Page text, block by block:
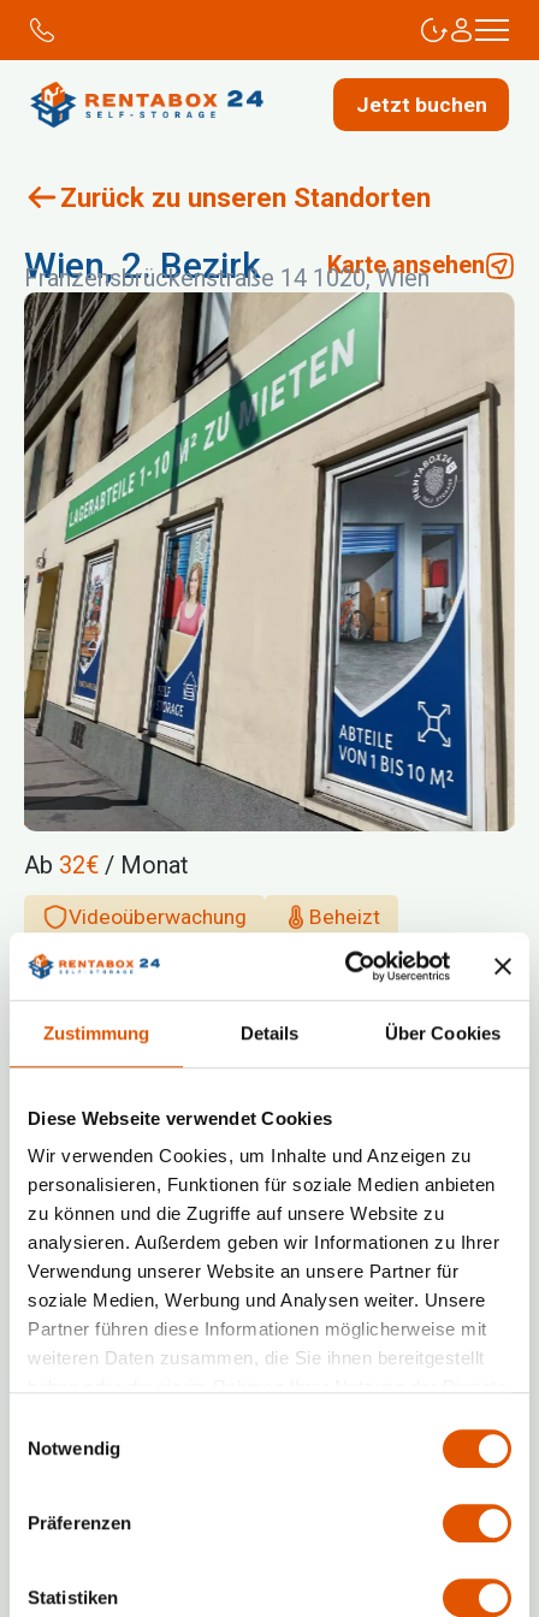
Zustimmung Details Über Cookies
Diese Webseite verwendet Cookies
Wir verwenden Cookies, um Inhalte und Anzeigen zu
personalisieren, Funktionen für soziale Medien anbieten
zu können und die Zugriffe auf unsere Website zu
analysieren. Außerdem geben wir Informationen zu Ihrer
Verwendung unserer Website an unsere Partner für
soziale Medien, Werbung und Analysen weiter. Unsere
Partner führen diese Informationen möglicherweise mit
weiteren Daten zusammen, die Sie ihnen bereitgestellt
Notwendig
Präferenzen
Statistiken
Jetzt buchen
Zurück zu unseren Standorten
Wien, 2. Bezirk Karte ansehen
Franzensbrückenstraße 14 1020, Wien
Verfügbar15von125Einheiten
Preise ansehen
+4314120107
contact@rentabox24.com
Zugangszeiten 24/7
Videoüberwachung
Beheizt
Vielfältige Größen
Ab 32€/ Monat
Häufig gestellte Fragen:
Wie kann ich einen Lagerraum buchen?
Gibt es eine Mindestmietdauer?
besichtigen?
Wie finde ich den passenden Lagerraum
für mein Budget?
RENTABOX24: Digital und Bequem –